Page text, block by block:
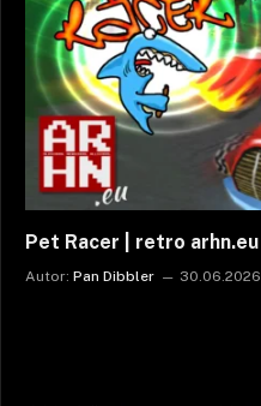
Pet Racer | retro arhn.eu
Autor: Pan Dibbler 30.06.2026